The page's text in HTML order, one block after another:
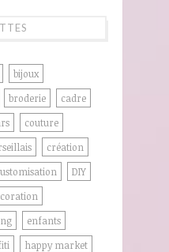
bijoux
broderie
cadre
couture
création
DIY
enfants
happy market